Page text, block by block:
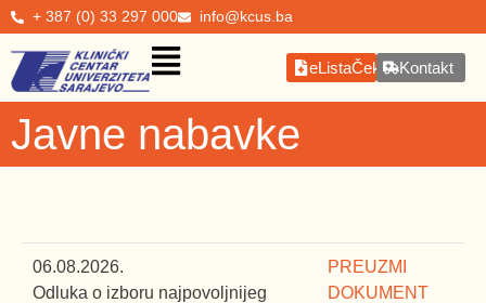
+ 387 (0) 33 297 000 info@kcus.ba
eListaČekanjaKontakt
Javne nabavke
06.08.2026.
Odluka o izboru najpovoljnijeg
PREUZMI
DOKUMENT